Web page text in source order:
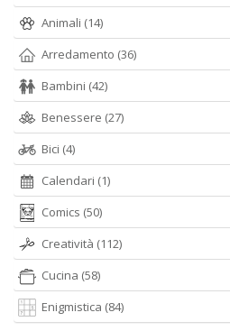
Animali (14)
Arredamento (36)
Bambini (42)
Benessere (27)
Bici (4)
Calendari (1)
Comics (50)
Creatività (112)
Cucina (58)
Enigmistica (84)